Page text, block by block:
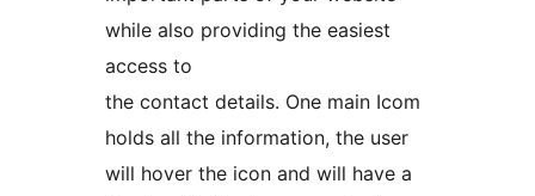
while also providing the easiest
access to
the contact details. One main Icom
holds all the information, the user
will hover the icon and will have a